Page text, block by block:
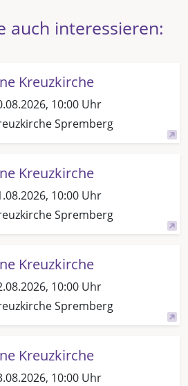
auch interessieren:
Kreuzkirche
10:00 Uhr
Spremberg
Kreuzkirche
10:00 Uhr
Spremberg
Kreuzkirche
10:00 Uhr
Spremberg
Kreuzkirche
10:00 Uhr